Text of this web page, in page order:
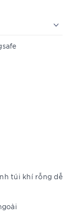
túi khí rỗng dễ